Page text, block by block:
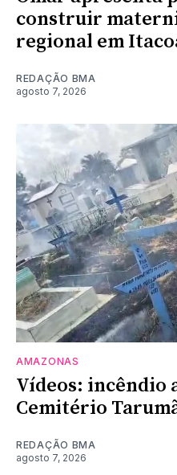
construir
regional em
REDAÇÃO BMA
agosto 7, 2026
AMAZONAS
Vídeos: incêndio
Cemitério
REDAÇÃO BMA
agosto 7, 2026